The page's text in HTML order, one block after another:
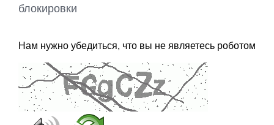
блокировки
Нам нужно убедиться, что вы не являетесь роботом